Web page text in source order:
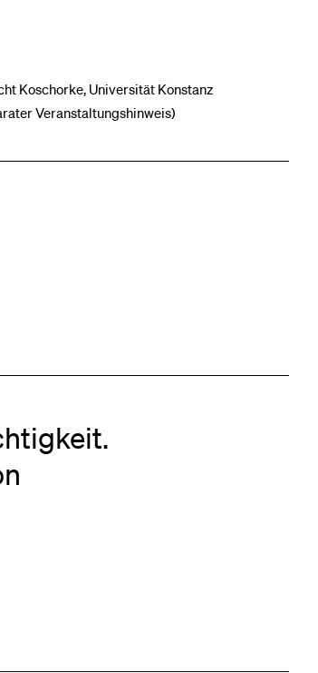
Koschorke, Universität Konstanz
Veranstaltungshinweis)